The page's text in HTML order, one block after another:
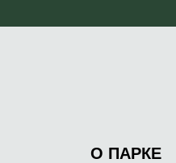
О ПАРКЕ